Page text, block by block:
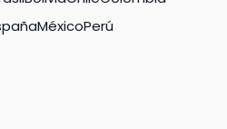
MéxicoPerú